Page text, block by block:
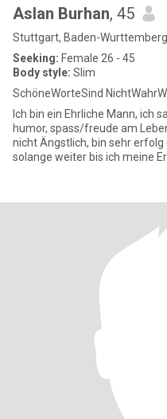
Aslan Burhan, 45
Stuttgart, Baden-
Seeking: Female 26 - 45
Body style: Slim
SchöneWorteSind
Ich bin ein Ehrliche Mann, ich
humor, spass/freude am
nicht Ängstlich, bin sehr
solange weiter bis ich meine